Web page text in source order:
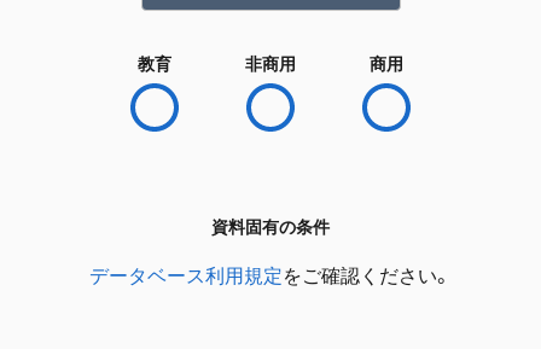
教育 非商用 商用
資料固有の条件
データベース利用規定をご確認ください。